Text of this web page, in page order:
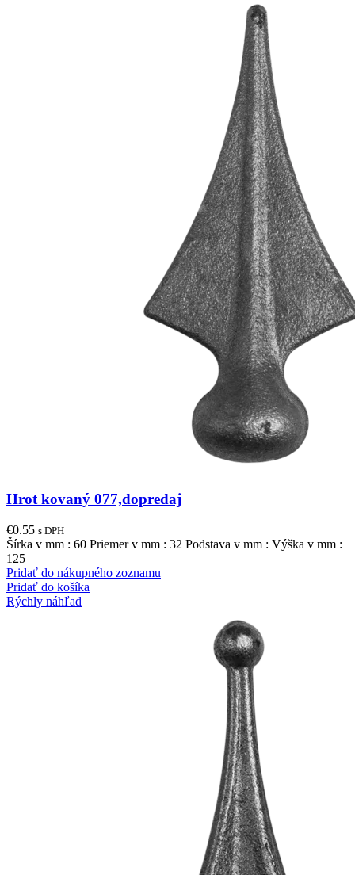
Hrot kovaný 077,dopredaj
€0.55 s DPH
Šírka v mm : 60 Priemer v mm : 32 Podstava v mm : Výška v mm :
125
Pridať do nákupného zoznamu
Pridať do košíka
Rýchly náhľad